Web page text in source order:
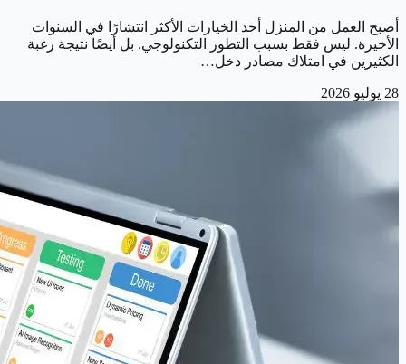
أصبح العمل من المنزل أحد الخيارات الأكثر انتشارًا في السنوات
الأخيرة. ليس فقط بسبب التطور التكنولوجي. بل أيضًا نتيجة رغبة
الكثيرين في امتلاك مصادر دخل…
28 يوليو 2026